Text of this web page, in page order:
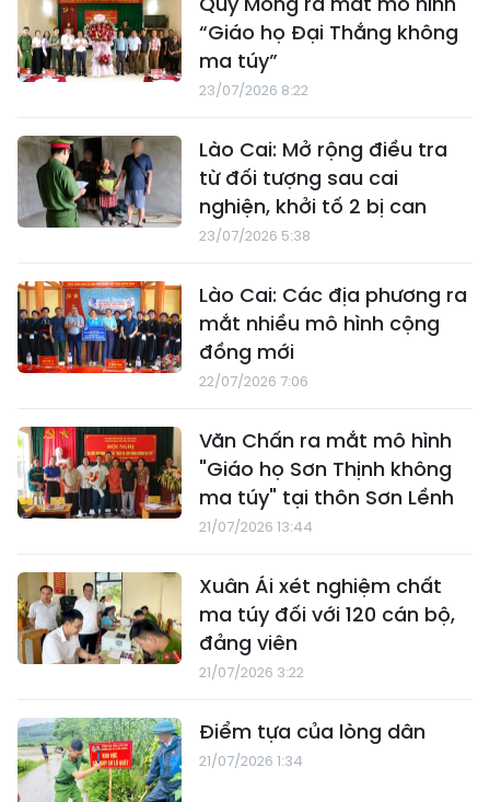
“Giáo họ Đại Thắng không
ma túy”
23/07/2026 8:22
Lào Cai: Mở rộng điều tra
từ đối tượng sau cai
nghiện, khởi tố 2 bị can
23/07/2026 5:38
Lào Cai: Các địa phương ra
mắt nhiều mô hình cộng
đồng mới
22/07/2026 7:06
Văn Chấn ra mắt mô hình
"Giáo họ Sơn Thịnh không
ma túy" tại thôn Sơn Lềnh
21/07/2026 13:44
Xuân Ái xét nghiệm chất
ma túy đối với 120 cán bộ,
đảng viên
21/07/2026 3:22
Điểm tựa của lòng dân
21/07/2026 1:34